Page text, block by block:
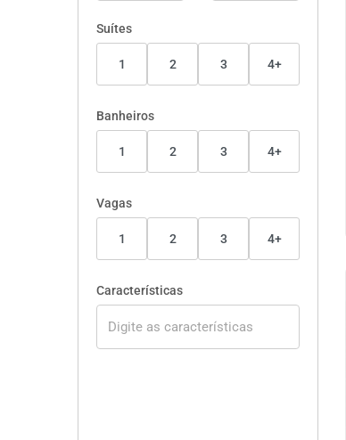
Suítes
1 2 3 4+
Banheiros
1 2 3 4+
Vagas
1 2 3 4+
Características